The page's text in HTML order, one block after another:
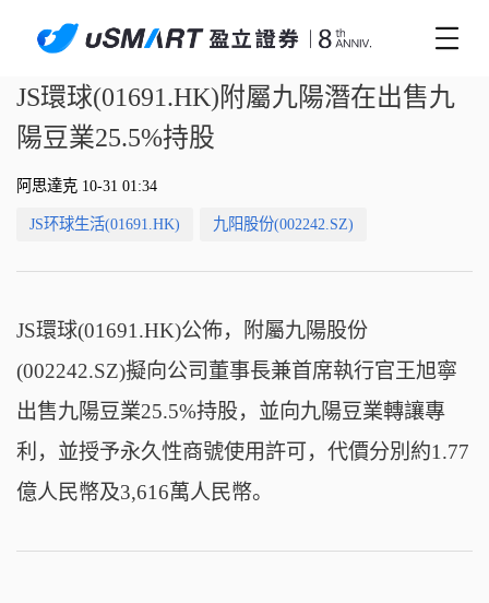
JS環球(01691.HK)附屬九陽潛在出售九
陽豆業25.5%持股
阿思達克 10-31 01:34
JS环球生活(01691.HK) 九阳股份(002242.SZ)
JS環球(01691.HK)公佈，附屬九陽股份
(002242.SZ)擬向公司董事長兼首席執行官王旭寧
出售九陽豆業25.5%持股，並向九陽豆業轉讓專
利，並授予永久性商號使用許可，代價分別約1.77
億人民幣及3,616萬人民幣。